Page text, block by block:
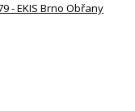
- EKIS Brno Obřany